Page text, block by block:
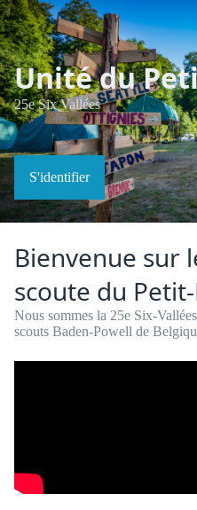
Unité du
25e Six Vallées
S'identifier
Bienvenue sur
scoute du
Nous sommes la 25e Six-
scouts Baden-Powell de